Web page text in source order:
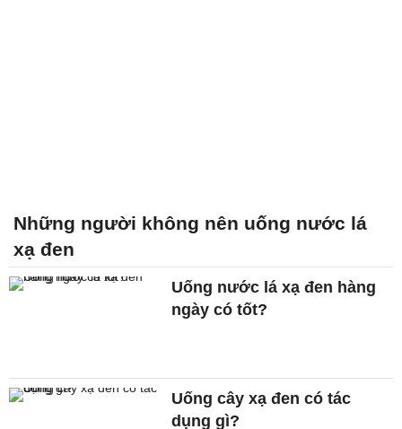
Những người không nên uống nước lá
xạ đen
Uống nước lá xạ đen hàng
ngày có tốt?
Uống cây xạ đen có tác
dụng gì?